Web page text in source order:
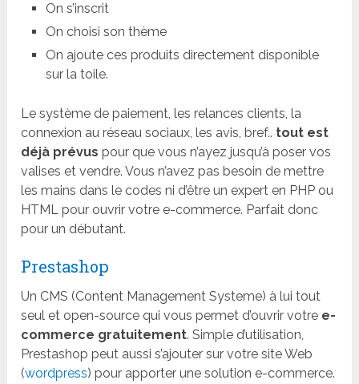
On s’inscrit
On choisi son thème
On ajoute ces produits directement disponible
sur la toile.
Le système de paiement, les relances clients, la
connexion au réseau sociaux, les avis, bref.. tout est
déjà prévus pour que vous n’ayez jusqu’à poser vos
valises et vendre. Vous n’avez pas besoin de mettre
les mains dans le codes ni d’être un expert en PHP ou
HTML pour ouvrir votre e-commerce. Parfait donc
pour un débutant.
Prestashop
Un CMS (Content Management Systeme) à lui tout
seul et open-source qui vous permet d’ouvrir votre e-
commerce gratuitement. Simple d’utilisation,
Prestashop peut aussi s’ajouter sur votre site Web
(wordpress) pour apporter une solution e-commerce.